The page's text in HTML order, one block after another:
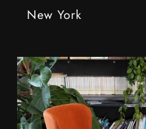
New York